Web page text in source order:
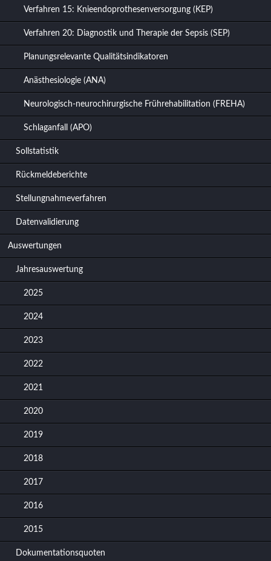
Verfahren 15: Knieendoprothesenversorgung (KEP)
Verfahren 20: Diagnostik und Therapie der Sepsis (SEP)
Planungsrelevante Qualitätsindikatoren
Anästhesiologie (ANA)
Neurologisch-neurochirurgische Frührehabilitation (FREHA)
Schlaganfall (APO)
Sollstatistik
Rückmeldeberichte
Stellungnahmeverfahren
Datenvalidierung
Auswertungen
Jahresauswertung
2025
2024
2023
2022
2021
2020
2019
2018
2017
2016
2015
Dokumentationsquoten